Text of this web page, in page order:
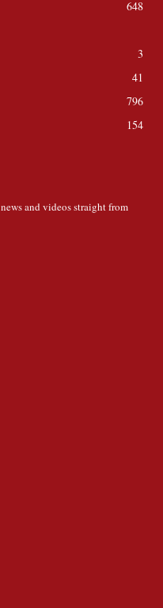
648
3
41
796
154
and videos straight from